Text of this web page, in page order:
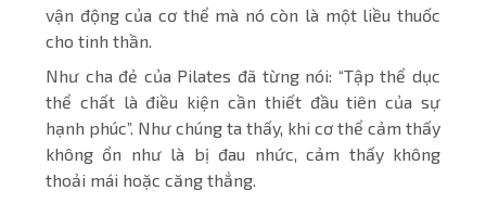
vận động của cơ thể mà nó còn là một liều thuốc
cho tinh thần.
Như cha đẻ của Pilates đã từng nói: “Tập thể dục
thể chất là điều kiện cần thiết đầu tiên của sự
hạnh phúc”. Như chúng ta thấy, khi cơ thể cảm thấy
không ổn như là bị đau nhức, cảm thấy không
thoải mái hoặc căng thẳng.